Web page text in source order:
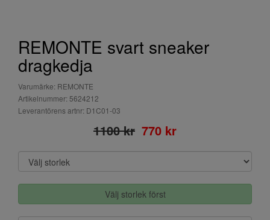
REMONTE svart sneaker
dragkedja
Varumärke: REMONTE
Artikelnummer: 5624212
Leverantörens artnr: D1C01-03
1100 kr 770 kr
Välj storlek först